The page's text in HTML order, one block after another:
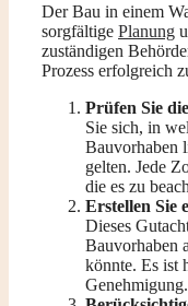
Der Bau in einem
sorgfältige Planung
zuständigen
Prozess erfolgreich
Prüfen Sie
Sie sich, in
Bauvorhaben
gelten. Jede
die es zu
Erstellen Sie
Dieses
Bauvorhaben
könnte. Es ist
Genehmigung.